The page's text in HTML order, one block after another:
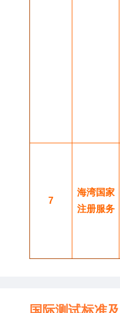
7
海湾国家
注册服务